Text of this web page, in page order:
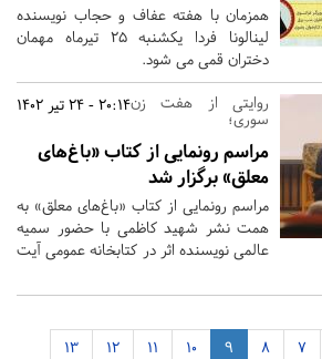
همزمان با هفته عفاف و حجاب نویسنده
لینالونا فردا یکشنبه 25 تیرماه مهمان
دختران قمی می شود.
20:14 - 24 تیر 1402روایتی از هفت زن
سوری؛
مراسم رونمایی از کتاب «باغ­‌های
معلق» برگزار شد
مراسم رونمایی از کتاب «باغ­‌های معلق» به
همت نشر شهید کاظمی با حضور سمیه
عالمی نویسنده اثر در کتابخانه عمومی آیت
7
8
9
10
11
12
13